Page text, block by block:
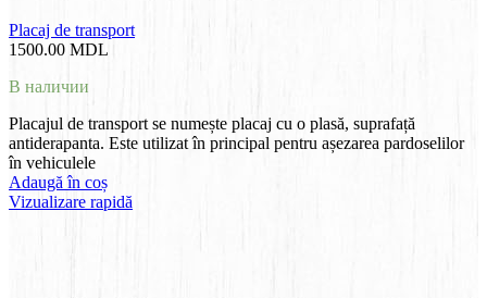
Placaj de transport
1500.00 MDL
В наличии
Placajul de transport se numește placaj cu o plasă, suprafață
antiderapanta. Este utilizat în principal pentru așezarea pardoselilor
în vehiculele
Adaugă în coș
Vizualizare rapidă